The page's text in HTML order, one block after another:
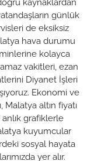
günlük
de eksiksiz
hava durumu
kolayca
vakitleri, ezan
Diyanet İşleri
Ekonomi ve
Malatya altın fiyatı
anlık grafiklerle
kuyumcular
sosyal hayata
yer alır.